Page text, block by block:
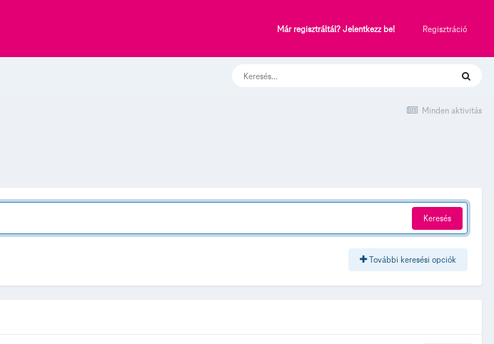
Már regisztráltál? Jelentkezz be! Regisztráció
Minden aktivitás
Keresés
További keresési opciók